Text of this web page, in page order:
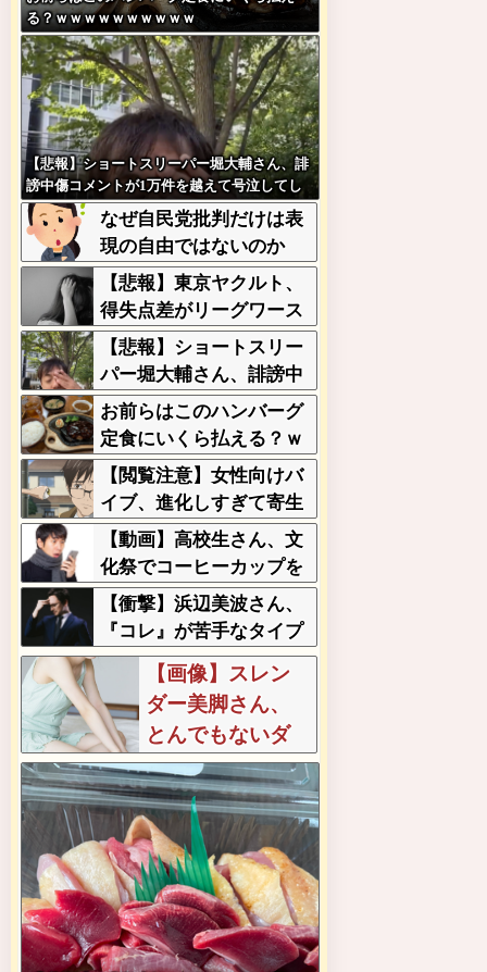
る？ｗｗｗｗｗｗｗｗｗｗ
【悲報】ショートスリーパー堀大輔さん、誹
謗中傷コメントが1万件を越えて号泣してし
まうｗｗｗｗｗ
なぜ自民党批判だけは表
現の自由ではないのか
【悲報】東京ヤクルト、
得失点差がリーグワース
トまで転落してしまう
【悲報】ショートスリー
パー堀大輔さん、誹謗中
傷コメントが1万件を越
えて号泣してしまうｗｗ
ｗｗｗ
お前らはこのハンバーグ
定食にいくら払える？ｗ
ｗｗｗｗｗｗｗｗｗ
【閲覧注意】女性向けバ
イブ、進化しすぎて寄生
獣みたいになってしま
う・・・
【動画】高校生さん、文
化祭でコーヒーカップを
作って大盛りあがり←な
んかどっかで見たことあ
ると話題に
【衝撃】浜辺美波さん、
『コレ』が苦手なタイプ
だった！？←お世話して
あげたい弱男が大量沸き
してしまうw w w w w w w
w w
【画像】スレン
ダー美脚さん、
とんでもないダ
ンスを披露して
しまうwwwwww
www